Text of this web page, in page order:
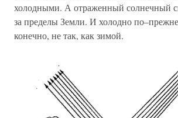
холодными. А отраженный солнечный
за пределы Земли. И холодно
конечно, не так, как зимой.